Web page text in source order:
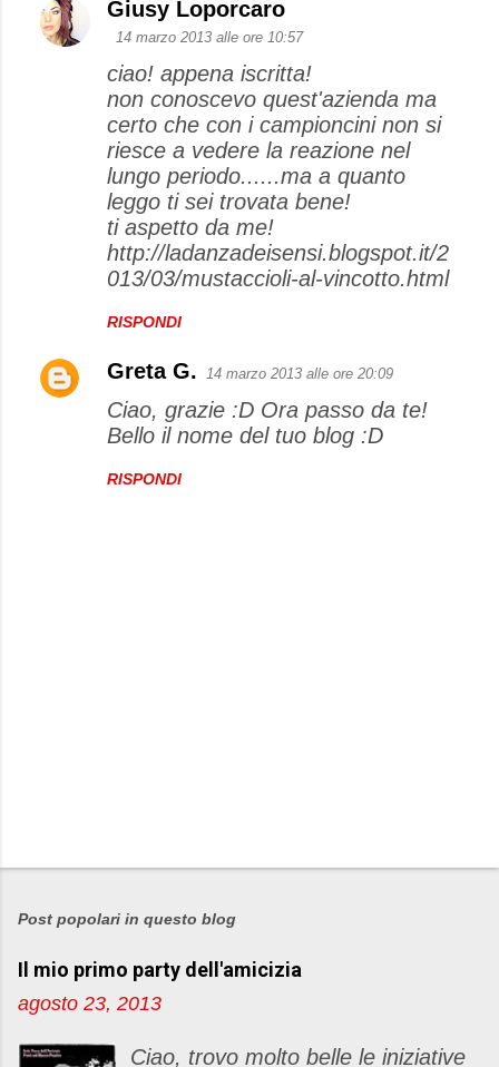
C
Giusy Loporcaro
14 marzo 2013 alle ore 10:57
ciao! appena iscritta!
non conoscevo quest'azienda ma
certo che con i campioncini non si
riesce a vedere la reazione nel
lungo periodo......ma a quanto
leggo ti sei trovata bene!
ti aspetto da me!
http://ladanzadeisensi.blogspot.it/2
013/03/mustaccioli-al-vincotto.html
RISPONDI
Greta G. 14 marzo 2013 alle ore 20:09
Ciao, grazie :D Ora passo da te!
Bello il nome del tuo blog :D
RISPONDI
P
s
a
u
c
Post popolari in questo blog
Il mio primo party dell'amicizia
agosto 23, 2013
Ciao, trovo molto belle le iniziative